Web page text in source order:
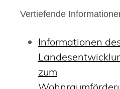
Vertiefende
Informationen
zum